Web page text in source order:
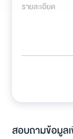
รายละเอียด
สอบถามข้อมูล